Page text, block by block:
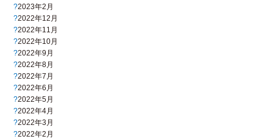
2023年2月
2022年12月
2022年11月
2022年10月
2022年9月
2022年8月
2022年7月
2022年6月
2022年5月
2022年4月
2022年3月
2022年2月